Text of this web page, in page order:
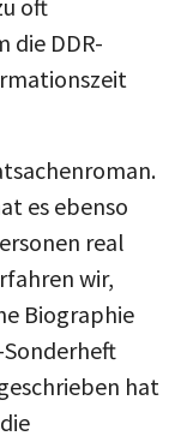
oft
die DDR-
es ebenso
real
wir,
Biographie
Sonderheft
hat